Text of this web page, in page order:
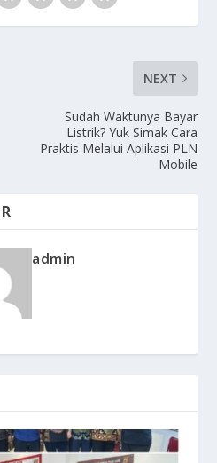
NEXT
Sudah Waktunya Bayar
Listrik? Yuk Simak Cara
Praktis Melalui Aplikasi PLN
Mobile
admin